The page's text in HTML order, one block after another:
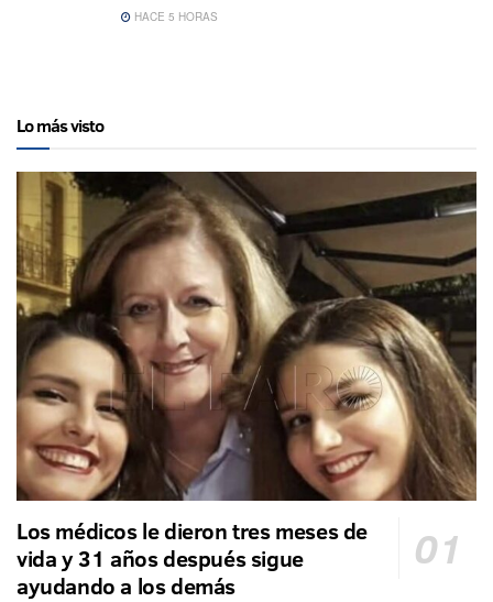
HACE 5 HORAS
Lo más visto
Los médicos le dieron tres meses de
vida y 31 años después sigue
ayudando a los demás